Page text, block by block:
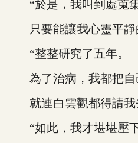
“於是，我叫到處蒐集
只要能讓我心靈平靜
“整整研究了五年。
為了治病，我都把自
就連白雲觀都得請我
“如此，我才堪堪壓下